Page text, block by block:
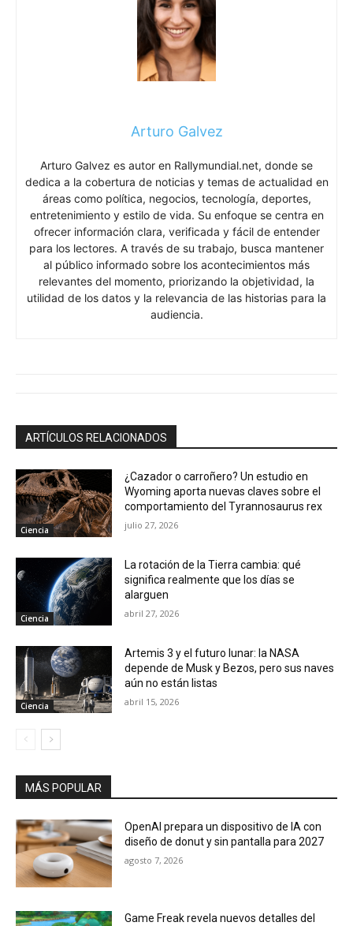
Arturo Galvez
Arturo Galvez es autor en Rallymundial.net, donde se
dedica a la cobertura de noticias y temas de actualidad en
áreas como política, negocios, tecnología, deportes,
entretenimiento y estilo de vida. Su enfoque se centra en
ofrecer información clara, verificada y fácil de entender
para los lectores. A través de su trabajo, busca mantener
al público informado sobre los acontecimientos más
relevantes del momento, priorizando la objetividad, la
utilidad de los datos y la relevancia de las historias para la
audiencia.
ARTÍCULOS RELACIONADOS
Ciencia
¿Cazador o carroñero? Un estudio en
Wyoming aporta nuevas claves sobre el
comportamiento del Tyrannosaurus rex
julio 27, 2026
Ciencia
La rotación de la Tierra cambia: qué
significa realmente que los días se
alarguen
abril 27, 2026
Ciencia
Artemis 3 y el futuro lunar: la NASA
depende de Musk y Bezos, pero sus naves
aún no están listas
abril 15, 2026
MÁS POPULAR
OpenAI prepara un dispositivo de IA con
diseño de donut y sin pantalla para 2027
agosto 7, 2026
Game Freak revela nuevos detalles del